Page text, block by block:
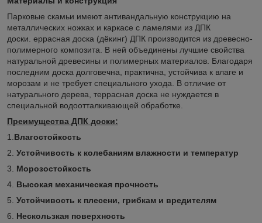
Парковые скамьи имеют антивандальную конструкцию на
металлических ножках и каркасе с ламелями из ДПК
доски. еррасная доска (дёкинг) ДПК производится из древесно-
полимерного композита. В ней объединены лучшие свойства
натуральной древесины и полимерных материалов. Благодаря
последним доска долговечна, практична, устойчива к влаге и
морозам и не требует специального ухода. В отличие от
натурального дерева, террасная доска не нуждается в
специальной водоотталкивающей обработке.
Преимущества ДПК доски:
1. Влагостойкость
2. Устойчивость к колебаниям влажности и температур
3. Морозостойкость
4. Высокая механическая прочность
5. Устойчивость к плесени, грибкам и вредителям
6. Нескользкая поверхность